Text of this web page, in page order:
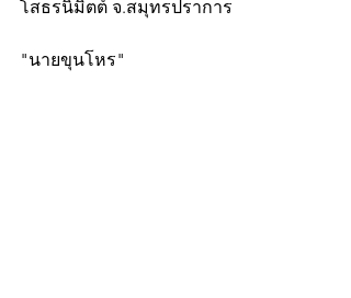
โสธรนิมิตต์ จ.สมุทรปราการ
"นายขุนโหร"